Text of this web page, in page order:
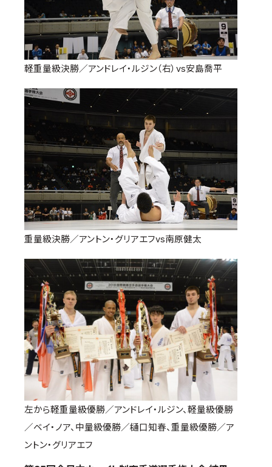
軽重量級決勝／アンドレイ・ルジン（右）vs安島喬平
重量級決勝／アントン・グリアエフvs南原健太
左から軽重量級優勝／アンドレイ・ルジン、軽量級優勝
／ベイ・ノア、中量級優勝／樋口知春、重量級優勝／ア
ントン・グリアエフ